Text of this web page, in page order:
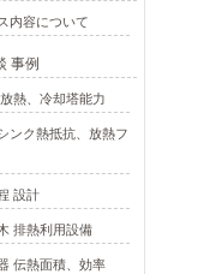
内容について
事例
熱、冷却塔能力
ンク熱抵抗、放熱フ
設計
排熱利用設備
伝熱面積、効率